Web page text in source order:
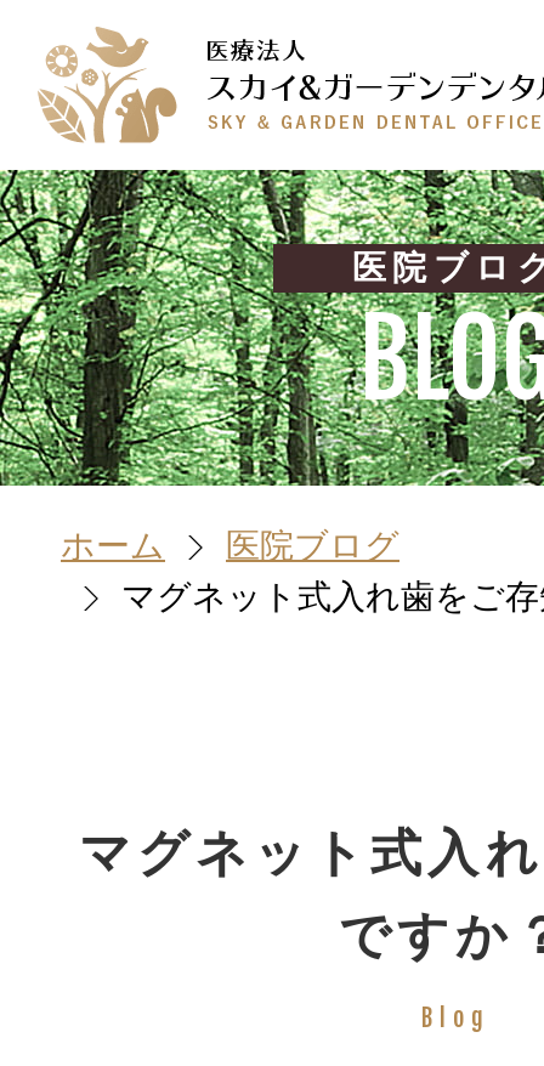
STAFF
院長＆スタッ
診療案内
医院ブロ
ホーム
医院ブログ
マグネット式入れ歯をご
マグネット式入
ですか
Blog